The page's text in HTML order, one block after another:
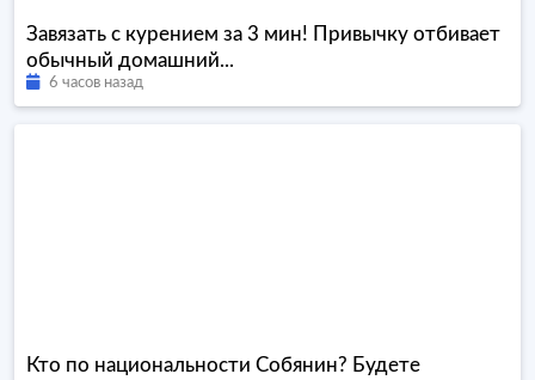
Завязать с курением за 3 мин! Привычку отбивает
обычный домашний...
6 часов назад
Кто по национальности Собянин? Будете